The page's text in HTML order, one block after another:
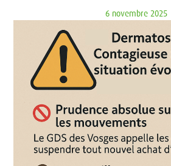
6 novembre 2025